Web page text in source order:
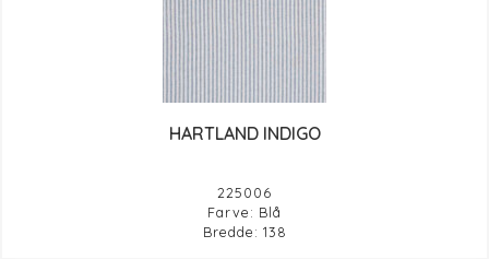
HARTLAND INDIGO
225006
Farve: Blå
Bredde: 138